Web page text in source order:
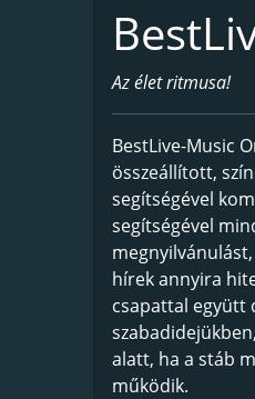
Az élet ritmusa!
BestLive-Music
összeállított,
segítségével
segítségével
hírek annyira
csapattal együtt
alatt, ha a stáb
működik.